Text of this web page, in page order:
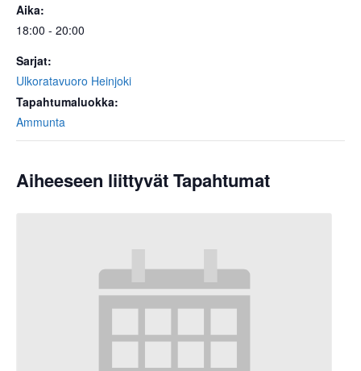
Aika:
18:00 - 20:00
Sarjat:
Ulkoratavuoro Heinjoki
Tapahtumaluokka:
Ammunta
Aiheeseen liittyvät Tapahtumat